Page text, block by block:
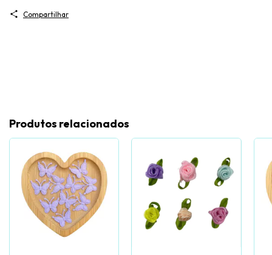
Compartilhar
Produtos relacionados